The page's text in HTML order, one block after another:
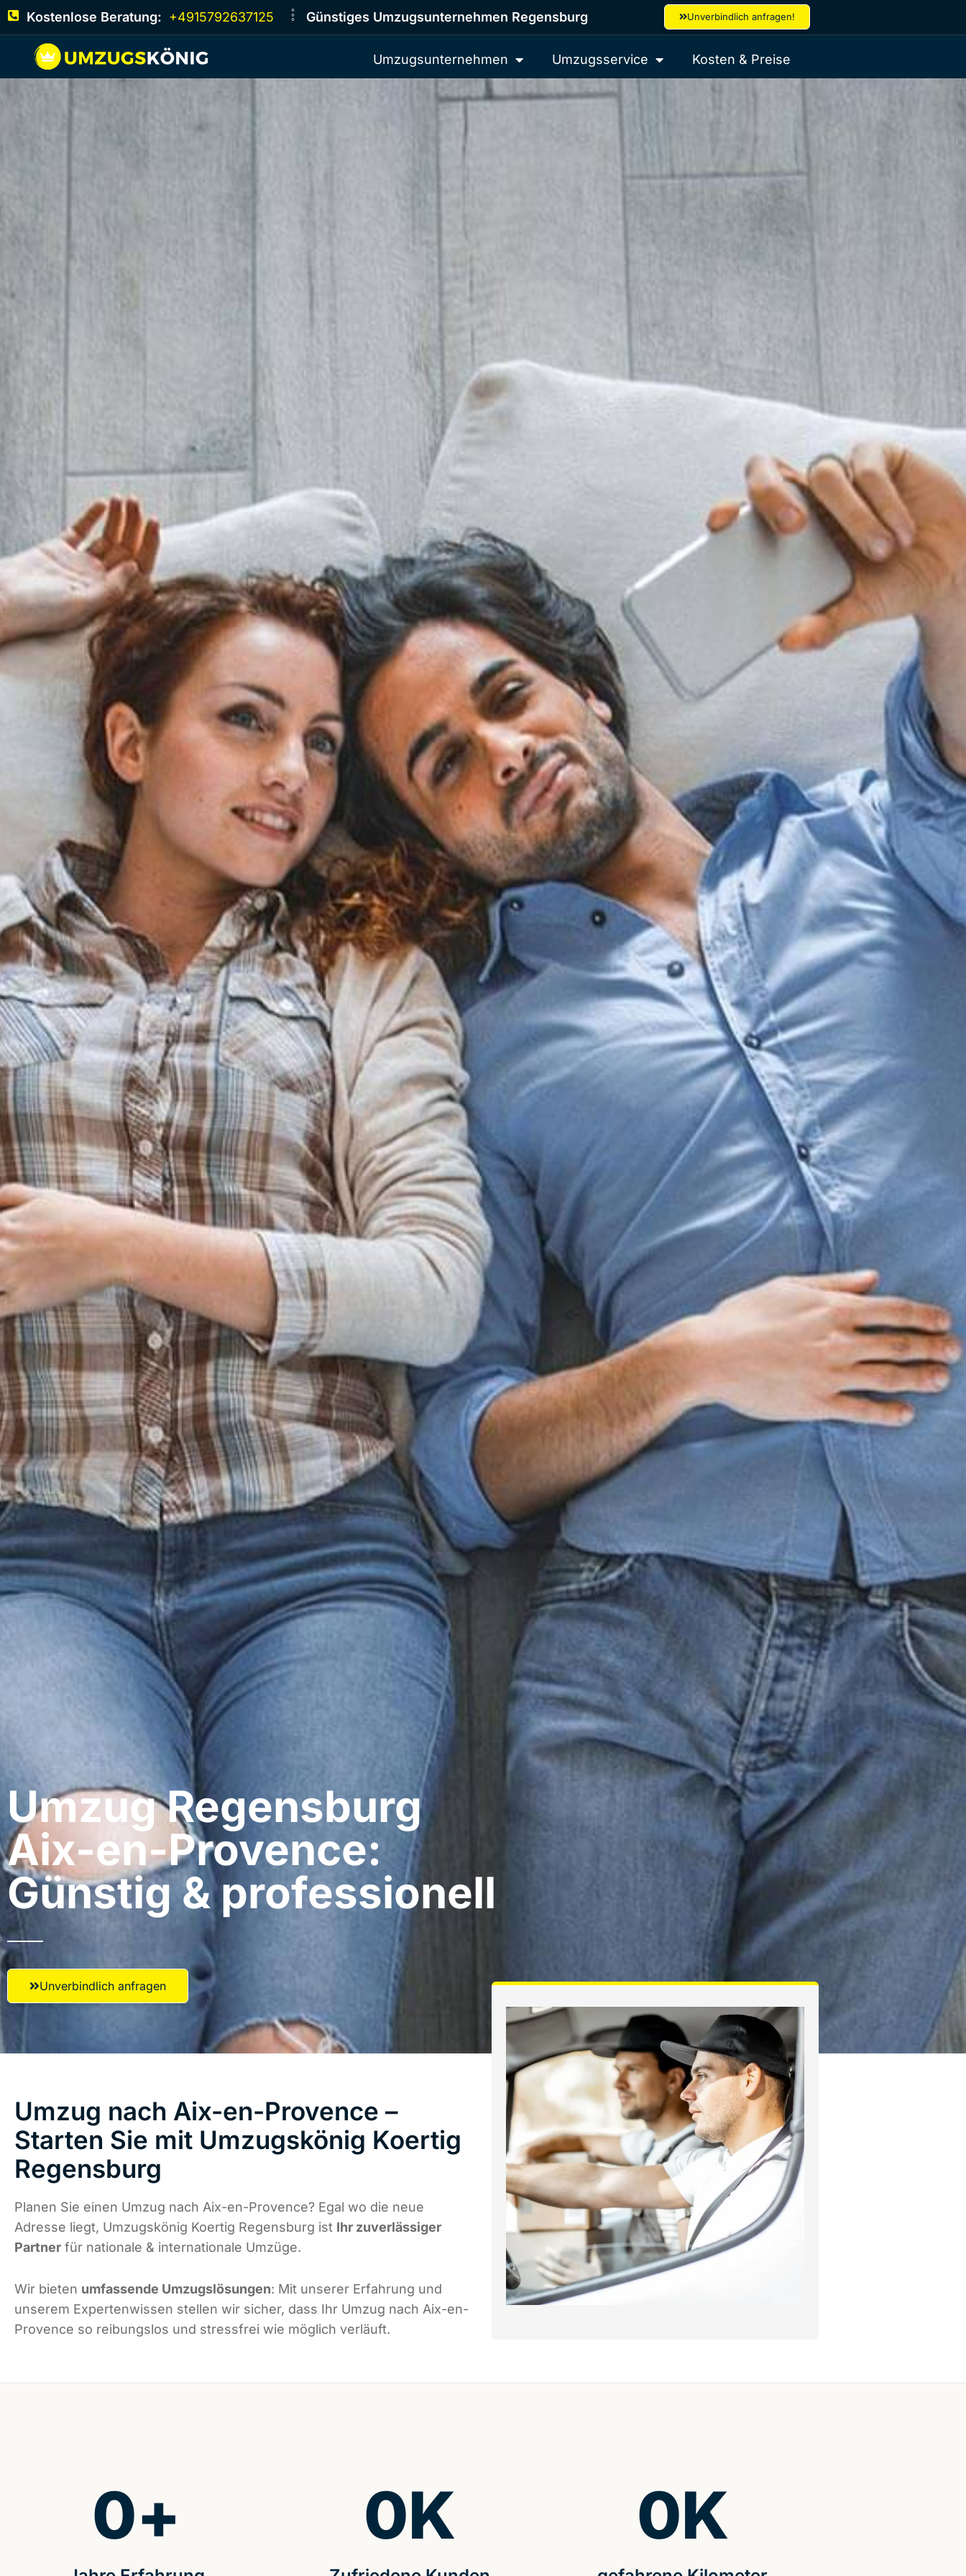
Kostenlose Beratung: +4915792637125 Günstiges Umzugsunternehmen Regensburg Unverbindlich anfragen!
Umzugsunternehmen Umzugsservice Kosten & Preise
Umzug Regensburg​
Aix-en-Provence:
Günstig & professionell​
Unverbindlich anfragen
Umzug nach Aix-en-Provence –
Starten Sie mit Umzugskönig Koertig
Regensburg
Planen Sie einen Umzug nach Aix-en-Provence? Egal wo die neue
Adresse liegt, Umzugskönig Koertig Regensburg ist Ihr zuverlässiger
Partner für nationale & internationale Umzüge.
Wir bieten umfassende Umzugslösungen: Mit unserer Erfahrung und
unserem Expertenwissen stellen wir sicher, dass Ihr Umzug nach Aix-en-
Provence so reibungslos und stressfrei wie möglich verläuft.
0+ 0K 0K